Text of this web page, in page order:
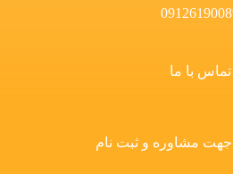
تماس با ما
مشاوره و ثبت نام